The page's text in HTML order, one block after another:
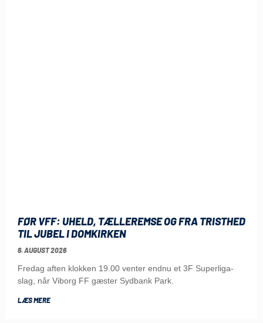
FØR VFF: UHELD, TÆLLEREMSE OG FRA TRISTHED
TIL JUBEL I DOMKIRKEN
6. AUGUST 2026
Fredag aften klokken 19.00 venter endnu et 3F Superliga-
slag, når Viborg FF gæster Sydbank Park.
LÆS MERE